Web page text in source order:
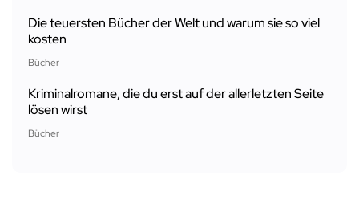
Die teuersten Bücher der Welt und warum sie so viel
kosten
Bücher
Kriminalromane, die du erst auf der allerletzten Seite
lösen wirst
Bücher